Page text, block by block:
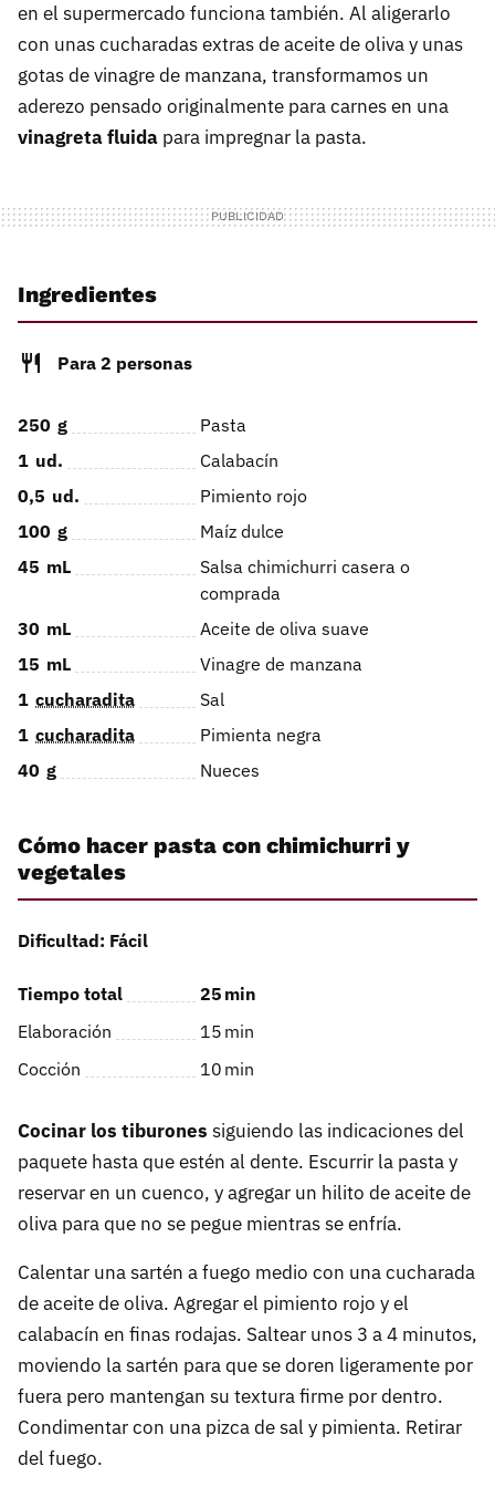
en el supermercado funciona también. Al aligerarlo
con unas cucharadas extras de aceite de oliva y unas
gotas de vinagre de manzana, transformamos un
aderezo pensado originalmente para carnes en una
vinagreta fluida para impregnar la pasta.
Ingredientes
Para 2 personas
250 g
Pasta
1 ud.
Calabacín
0,5 ud.
Pimiento rojo
100 g
Maíz dulce
45 mL
Salsa chimichurri casera o
comprada
30 mL
Aceite de oliva suave
15 mL
Vinagre de manzana
1 cucharadita
Sal
1 cucharadita
Pimienta negra
40 g Nueces
Cómo hacer pasta con chimichurri y
vegetales
Dificultad: Fácil
Tiempo total 25 min
Elaboración
15 min
Cocción
10 min
Cocinar los tiburones siguiendo las indicaciones del
paquete hasta que estén al dente. Escurrir la pasta y
reservar en un cuenco, y agregar un hilito de aceite de
oliva para que no se pegue mientras se enfría.
Calentar una sartén a fuego medio con una cucharada
de aceite de oliva. Agregar el pimiento rojo y el
calabacín en finas rodajas. Saltear unos 3 a 4 minutos,
moviendo la sartén para que se doren ligeramente por
fuera pero mantengan su textura firme por dentro.
Condimentar con una pizca de sal y pimienta. Retirar
del fuego.